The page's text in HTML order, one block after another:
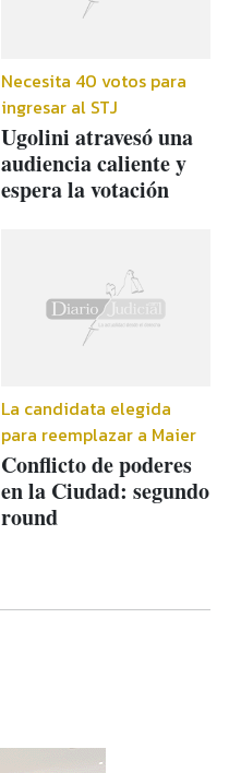
Necesita 40 votos para
ingresar al STJ
Ugolini atravesó una
audiencia caliente y
espera la votación
La candidata elegida
para reemplazar a Maier
Conflicto de poderes
en la Ciudad: segundo
round